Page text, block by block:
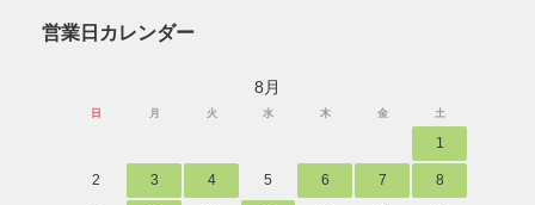
営業日カレンダー
8月
日 月 火 水 木 金 土
1
2 3 4 5 6 7 8